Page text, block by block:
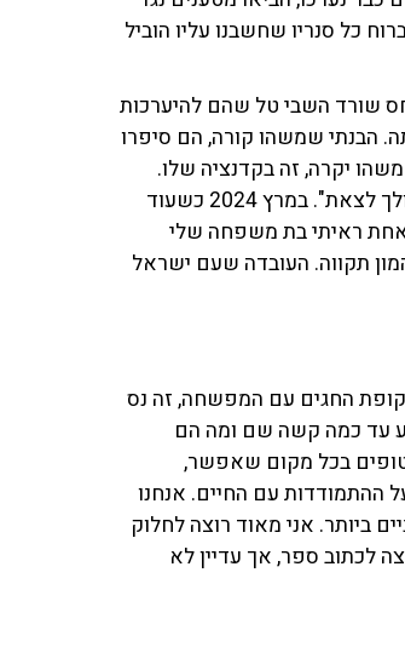
כל סנריו שחשבנו עליו הוביל
התייחס שורד השבי טל שהם להיערכות
הבנתי שמשהו קורה, הם סיפרו
יקרה, זה בקדנציה שלו.
כשהגיעה התקופה של השחרורים הייתה רכבת הרים רגשית, לא ידענו מי הולך לצאת". במרץ 2024 כשעוד
אחת ראיתי בת משפחה שלי
תקווה. העובדה שעם ישראל
החגים עם המפשחה, זה נס
עד כמה קשה שם ומה הם
בכל מקום שאפשר,
ההתמודדות עם החיים. אנחנו
ביותר. אני מאוד רוצה לחלוק
לכתוב ספר, אך עדיין לא